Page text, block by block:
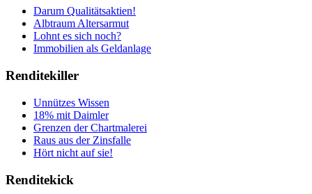
Darum Qualitätsaktien!
Albtraum Altersarmut
Lohnt es sich noch?
Immobilien als Geldanlage
Renditekiller
Unnützes Wissen
18% mit Daimler
Grenzen der Chartmalerei
Raus aus der Zinsfalle
Hört nicht auf sie!
Renditekick